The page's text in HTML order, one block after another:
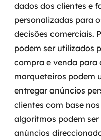
dados dos clientes e
personalizadas para
decisões comerciais.
podem ser utilizados
compra e venda
marqueteiros podem
entregar anúncios
clientes com base
algoritmos podem
anúncios